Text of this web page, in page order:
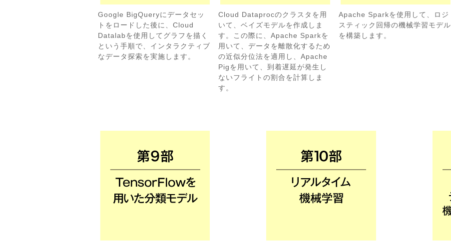
Google BigQueryにデータセッ
トをロードした後に、Cloud
Datalabを使用してグラフを描く
という手順で、インタラクティブ
なデータ探索を実施します。
Cloud Dataprocのクラスタを用
いて、ベイズモデルを作成しま
す。この際に、Apache Sparkを
用いて、データを離散化するため
の近似分位法を適用し、Apache
Pigを用いて、到着遅延が発生し
ないフライトの割合を計算しま
す。
Apache Sparkを使用して、ロジ
スティック回帰の機械学習モデル
を構築します。